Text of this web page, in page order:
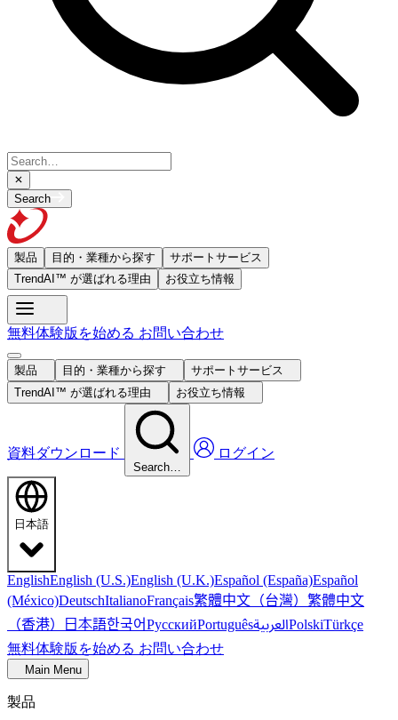
Search
製品 目的・業種から探す
サポートサービス
TrendAI™ が選ばれる理由
お役立ち情報
無料体験版を始める お問い合わせ
製品 目的・業種から探す
サポートサービス
TrendAI™ が選ばれる理由
お役立ち情報
資料ダウンロード
Search…
ログイン
日本語
EnglishEnglish (U.S.)English (U.K.)Español (España)Español
(México)DeutschItalianoFrançais繁體中文（台灣） 繁體中文
（香港） 日本語한국어РусскийPortuguêsالعربيةPolskiTürkçe
無料体験版を始める お問い合わせ
Main Menu
製品